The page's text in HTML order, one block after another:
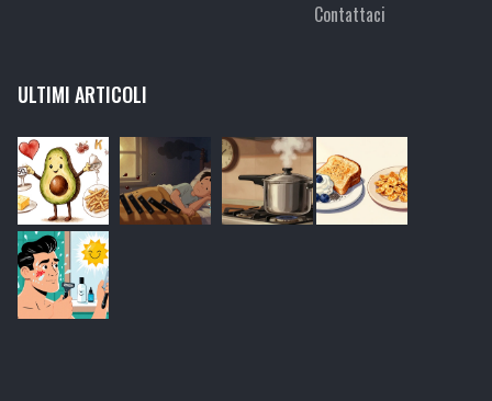
Contattaci
ULTIMI ARTICOLI